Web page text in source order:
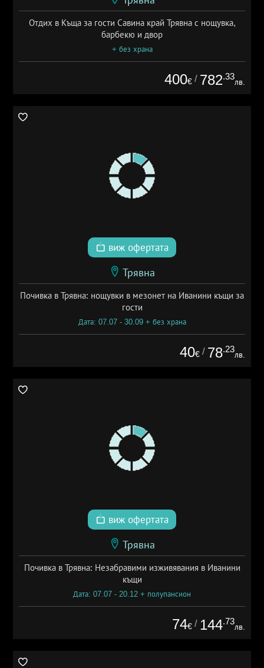
Отдих в Къща за гости Савина край Трявна с нощувка,
барбекю и двор
+ без храна
400€ / 782.33
лв.
виж офертата
Трявна
Почивка в Трявна: нощувки в мезонет на Иванини къщи за
гости
Дата: 07.07 - 30.09 + без храна
40€ / 78.23
лв.
виж офертата
Трявна
Почивка в Трявна: Незабравими изживявания в Иванини
къщи
Дата: 07.07 - 20.12 + полупансион
74€ / 144.73
лв.